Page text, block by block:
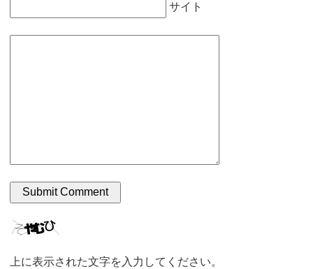
サイト
上に表示された文字を入力してください。